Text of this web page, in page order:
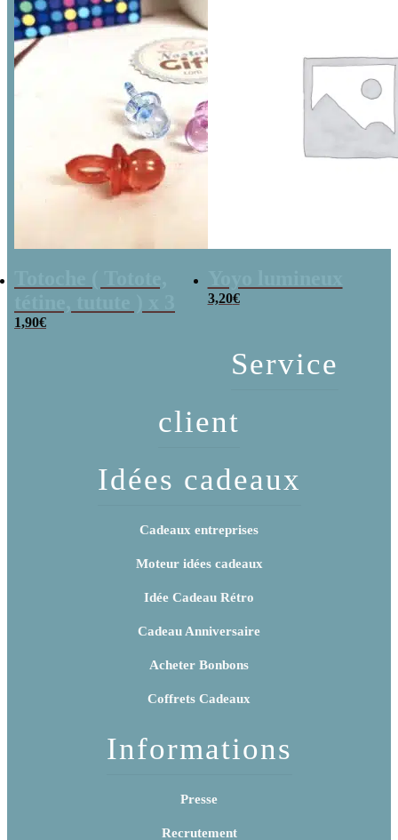
1,90€
3,20€
Service
client
Idées cadeaux
Cadeaux entreprises
Moteur idées cadeaux
Idée Cadeau Rétro
Cadeau Anniversaire
Acheter Bonbons
Coffrets Cadeaux
Informations
Presse
Recrutement